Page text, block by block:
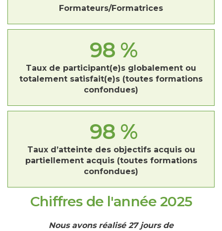
Formateurs/Formatrices
98 %
Taux de participant(e)s globalement ou
totalement satisfait(e)s (toutes formations
confondues)
98 %
Taux d’atteinte des objectifs acquis ou
partiellement acquis (toutes formations
confondues)
Chiffres de l'année 2025
Nous avons réalisé 27 jours de